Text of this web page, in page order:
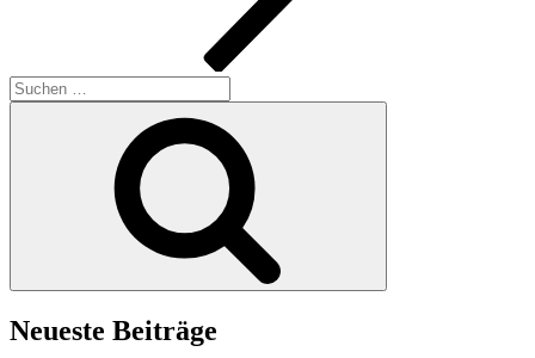
Suchen
nach:
Neueste Beiträge